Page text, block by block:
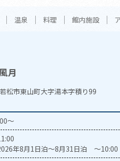
温泉 料理 館内施設
月
市東山町大字湯本字積り99
～
年8月1日泊～8月31日泊 ～10:00